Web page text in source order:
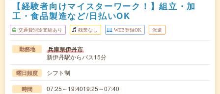
【経験者向けマイスターワーク！】組立・加
工・食品製造など/日払いOK
交通費別途支給あり 残業なし WEB登録OK 派遣
勤務地 兵庫県伊丹市
新伊丹駅からバス15分
曜日頻度 シフト制
時間 07:25～19:4019:25～07:40